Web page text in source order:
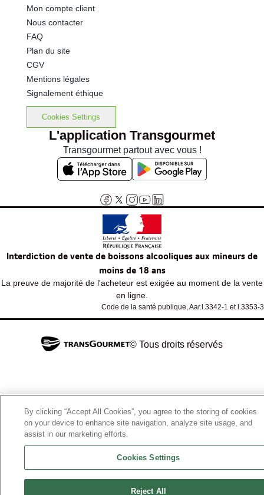
Mon compte client
Nous contacter
FAQ
Plan du site
CGV
Mentions légales
Signalement éthique
Cookies Settings
L'application Transgourmet
Transgourmet partout avec vous !
Interdiction de vente de boissons alcooliques aux mineurs de
moins de 18 ans
La preuve de majorité de l'acheteur est exigée au moment de la vente
en ligne.
Code de la santé publique, Aar.l.3342-1 et l.3353-3
© Tous droits réservés
By clicking “Accept All Cookies”, you agree to the storing of cookies
on your device to enhance site navigation, analyze site usage, and
assist in our marketing efforts.
Cookies Settings
Reject All